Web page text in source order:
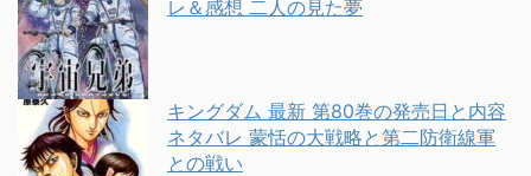
レ＆感想 二人の見た夢
キングダム 最新 第80巻の発売日と内容
ネタバレ 蒙恬の大戦略と第二防衛線軍
との戦い